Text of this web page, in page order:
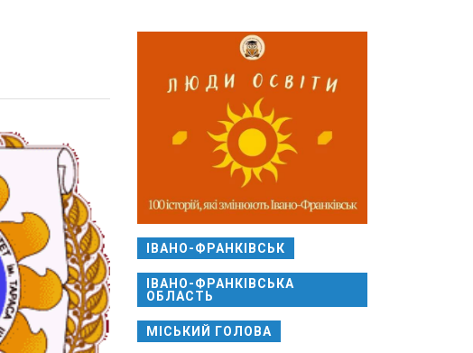
ІВАНО-ФРАНКІВСЬК
ІВАНО-ФРАНКІВСЬКА
ОБЛАСТЬ
МІСЬКИЙ ГОЛОВА